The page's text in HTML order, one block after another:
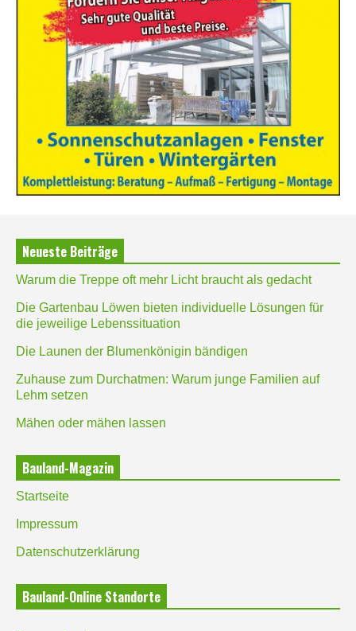
Neueste Beiträge
Warum die Treppe oft mehr Licht braucht als gedacht
Die Gartenbau Löwen bieten individuelle Lösungen für
die jeweilige Lebenssituation
Die Launen der Blumenkönigin bändigen
Zuhause zum Durchatmen: Warum junge Familien auf
Lehm setzen
Mähen oder mähen lassen
Bauland-Magazin
Startseite
Impressum
Datenschutzerklärung
Bauland-Online Standorte